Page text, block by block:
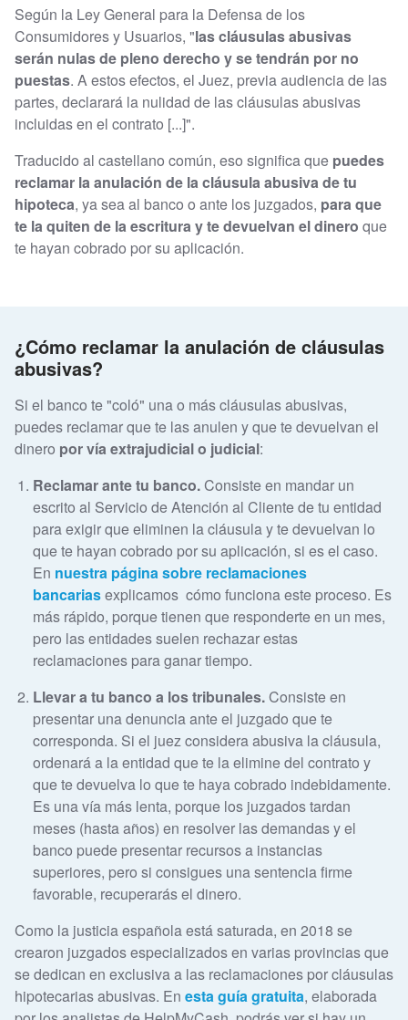
Según la Ley General para la Defensa de los
Consumidores y Usuarios, "las cláusulas abusivas
serán nulas de pleno derecho y se tendrán por no
puestas. A estos efectos, el Juez, previa audiencia de las
partes, declarará la nulidad de las cláusulas abusivas
incluidas en el contrato [...]".
Traducido al castellano común, eso significa que puedes
reclamar la anulación de la cláusula abusiva de tu
hipoteca, ya sea al banco o ante los juzgados, para que
te la quiten de la escritura y te devuelvan el dinero que
te hayan cobrado por su aplicación.
¿Cómo reclamar la anulación de cláusulas
abusivas?
Si el banco te "coló" una o más cláusulas abusivas,
puedes reclamar que te las anulen y que te devuelvan el
dinero por vía extrajudicial o judicial:
Reclamar ante tu banco.Consiste en mandar un
escrito al Servicio de Atención al Cliente de tu entidad
para exigir que eliminen la cláusula y te devuelvan lo
que te hayan cobrado por su aplicación, si es el caso.
En nuestra página sobre reclamaciones
bancariasexplicamos cómo funciona este proceso. Es
más rápido, porque tienen que responderte en un mes,
pero las entidades suelen rechazar estas
reclamaciones para ganar tiempo.
Llevar a tu banco a los tribunales.Consiste en
presentar una denuncia ante el juzgado que te
corresponda. Si el juez considera abusiva la cláusula,
ordenará a la entidad que te la elimine del contrato y
que te devuelva lo que te haya cobrado indebidamente.
Es una vía más lenta, porque los juzgados tardan
meses (hasta años) en resolver las demandas y el
banco puede presentar recursos a instancias
superiores, pero si consigues una sentencia firme
favorable, recuperarás el dinero.
Como la justicia española está saturada, en 2018 se
crearon juzgados especializados en varias provincias que
se dedican en exclusiva a las reclamaciones por cláusulas
hipotecarias abusivas. En esta guía gratuita, elaborada